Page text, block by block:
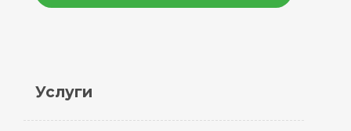
Услуги